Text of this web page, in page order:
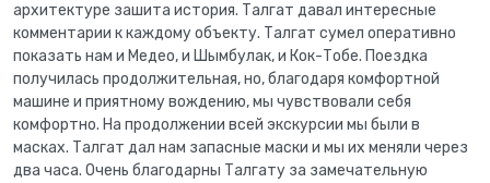
архитектуре зашита история. Талгат давал интересные
комментарии к каждому объекту. Талгат сумел оперативно
показать нам и Медео, и Шымбулак, и Кок-Тобе. Поездка
получилась продолжительная, но, благодаря комфортной
машине и приятному вождению, мы чувствовали себя
комфортно. На продолжении всей экскурсии мы были в
масках. Талгат дал нам запасные маски и мы их меняли через
два часа. Очень благодарны Талгату за замечательную